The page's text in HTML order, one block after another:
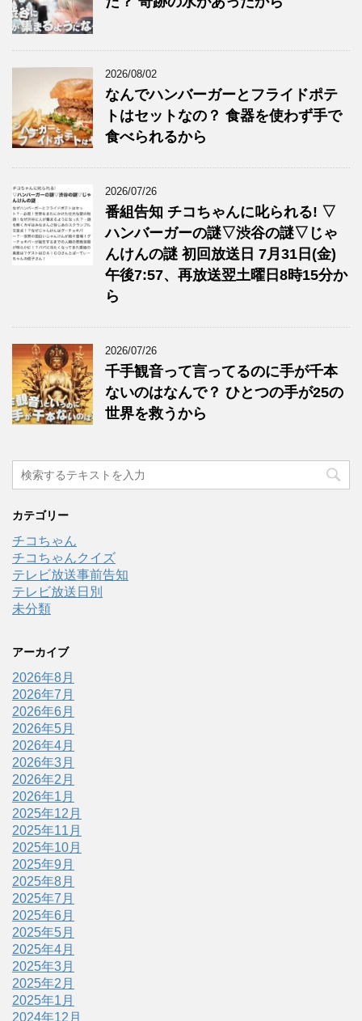
2026/08/02
なんでハンバーガーとフライドポテ
トはセットなの？ 食器を使わず手で
食べられるから
2026/07/26
番組告知 チコちゃんに叱られる! ▽
ハンバーガーの謎▽渋谷の謎▽じゃ
んけんの謎 初回放送日 7月31日(金)
午後7:57、再放送翌土曜日8時15分か
ら
2026/07/26
千手観音って言ってるのに手が千本
ないのはなんで？ ひとつの手が25の
世界を救うから
カテゴリー
チコちゃん
チコちゃんクイズ
テレビ放送事前告知
テレビ放送日別
未分類
アーカイブ
2026年8月
2026年7月
2026年6月
2026年5月
2026年4月
2026年3月
2026年2月
2026年1月
2025年12月
2025年11月
2025年10月
2025年9月
2025年8月
2025年7月
2025年6月
2025年5月
2025年4月
2025年3月
2025年2月
2025年1月
2024年12月